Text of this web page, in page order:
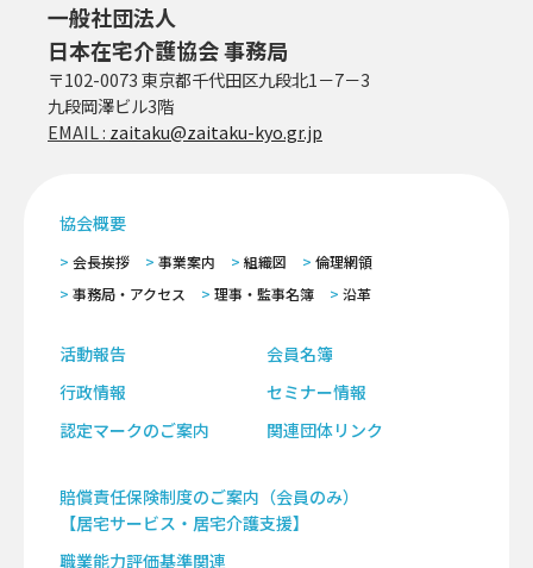
一般社団法人
日本在宅介護協会 事務局
〒102-0073 東京都千代田区九段北1－7－3
九段岡澤ビル3階
EMAIL : zaitaku@zaitaku-kyo.gr.jp
協会概要
会長挨拶 事業案内 組織図
倫理網領
事務局・アクセス
理事・監事名簿 沿革
活動報告
会員名簿
行政情報
セミナー情報
認定マークのご案内
関連団体リンク
賠償責任保険制度のご案内（会員のみ）
【居宅サービス・居宅介護支援】
職業能力評価基準関連